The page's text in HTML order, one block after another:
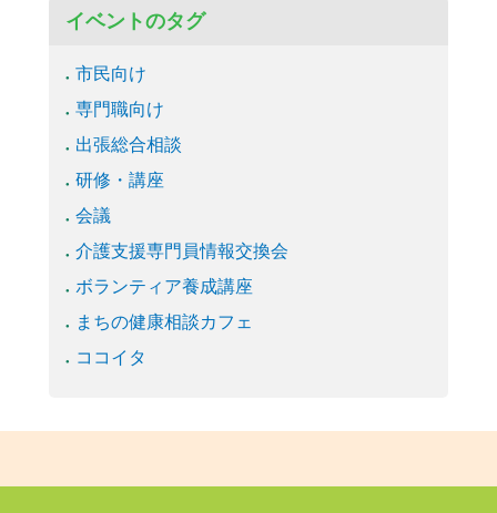
イベントのタグ
市民向け
専門職向け
出張総合相談
研修・講座
会議
介護支援専門員情報交換会
ボランティア養成講座
まちの健康相談カフェ
ココイタ